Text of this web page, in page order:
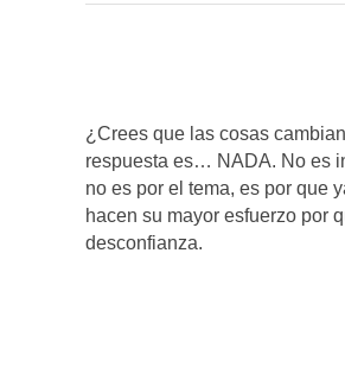
¿Crees que las cosas
respuesta es… NADA. No es
no es por el tema, es por que
hacen su mayor esfuerzo por
desconfianza.